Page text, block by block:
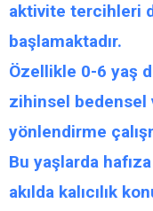
aktivite tercihleri
başlamaktadır.
Özellikle 0-6 yaş
zihinsel
yönlendirme
Bu yaşlarda
akılda kalıcılık